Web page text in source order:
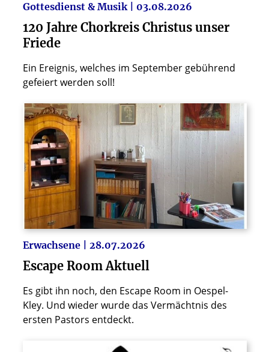
Gottesdienst & Musik | 03.08.2026
120 Jahre Chorkreis Christus unser
Friede
Ein Ereignis, welches im September gebührend
gefeiert werden soll!
Erwachsene | 28.07.2026
Escape Room Aktuell
Es gibt ihn noch, den Escape Room in Oespel-
Kley. Und wieder wurde das Vermächtnis des
ersten Pastors entdeckt.